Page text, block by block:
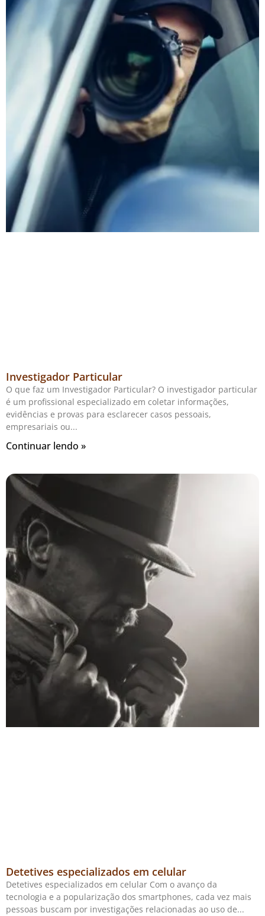
Investigador Particular
O que faz um Investigador Particular? O investigador particular
é um profissional especializado em coletar informações,
evidências e provas para esclarecer casos pessoais,
empresariais ou
Continuar lendo »
Detetives especializados em celular
Detetives especializados em celular Com o avanço da
tecnologia e a popularização dos smartphones, cada vez mais
pessoas buscam por investigações relacionadas ao uso de